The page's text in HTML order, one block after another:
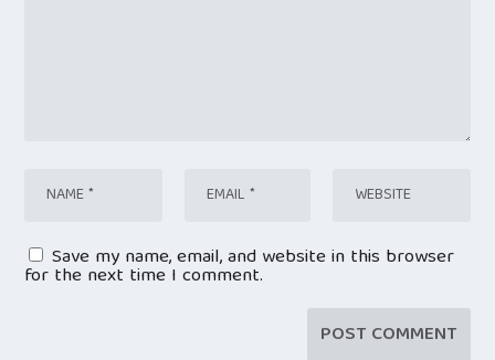
Save my name, email, and website in this browser
for the next time I comment.